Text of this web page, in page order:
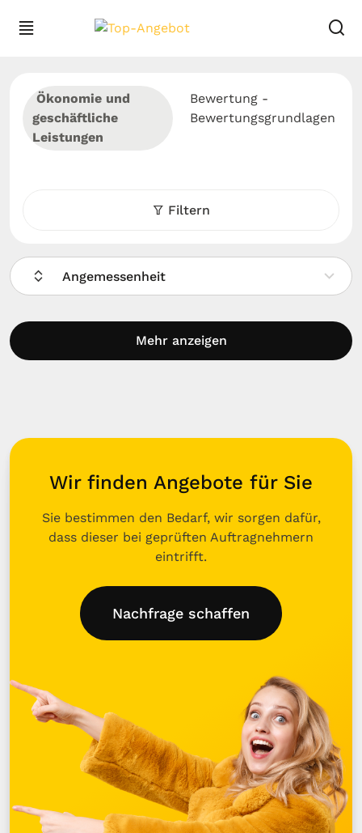
Ökonomie und
geschäftliche
Leistungen
Bewertung -
Bewertungsgrundlagen
Filtern
Angemessenheit
Mehr anzeigen
Wir finden Angebote für Sie
Sie bestimmen den Bedarf, wir sorgen dafür,
dass dieser bei geprüften Auftragnehmern
eintrifft.
Nachfrage schaffen